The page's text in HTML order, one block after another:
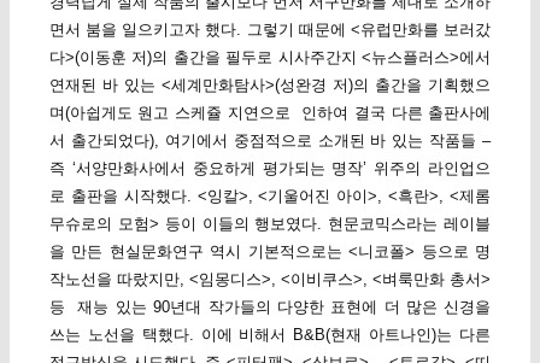
면서 붐을 일으키고자 했다. 그렇기 때문에 <유럽만화를 보러갔
다>(이동훈 저)의 출간을 필두로 시사주간지 <뉴스플러스>에서
연재된 바 있는 <세계만화탐사>(성완경 저)의 출간을 기획했으
며(아쉽게도 원고 스케쥴 지연으로 인하여 결국 다른 출판사에
서 출간되었다), 여기에서 중점적으로 소개된 바 있는 작품들 –
즉 ‘서양만화사에서 중요하게 평가되는 명작’ 위주의 라인업으
로 출판을 시작했다. <잉칼>, <기울어진 아이>, <흑란>, <제롬
무슈로의 모험> 등이 이들의 행보였다. 현문코믹스라는 레이블
을 만든 현실문화연구 역시 기본적으로는 <니코폴> 등으로 명
작노선을 따랐지만, <임몽디스>, <이비쿠스>, <벼룩만화 총서>
등 재능 있는 90년대 작가들의 다양한 표현에 더 많은 신경을
쓰는 노선을 택했다. 이에 비해서 B&B(현재 아트나인)는 다른